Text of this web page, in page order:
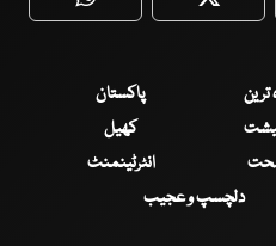
WhatsApp Twitter
ترین
پاکستان
کھیل
انٹرٹینمنٹ
دلچسپ و عجیب